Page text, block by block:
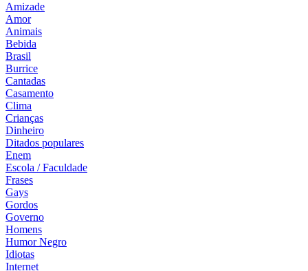
Amizade
Amor
Animais
Bebida
Brasil
Burrice
Cantadas
Casamento
Clima
Crianças
Dinheiro
Ditados populares
Enem
Escola / Faculdade
Frases
Gays
Gordos
Governo
Homens
Humor Negro
Idiotas
Internet